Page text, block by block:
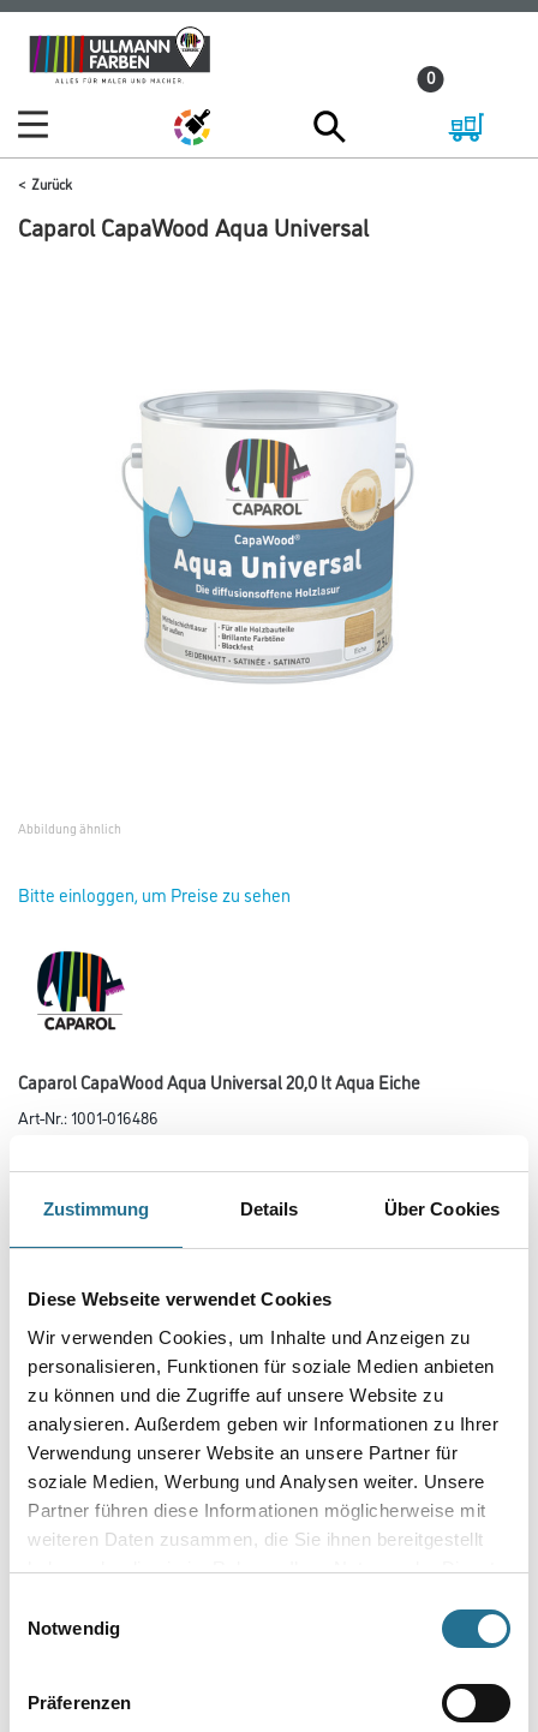
Zustimmung Details Über Cookies
Diese Webseite verwendet Cookies
Wir verwenden Cookies, um Inhalte und Anzeigen zu
personalisieren, Funktionen für soziale Medien anbieten
zu können und die Zugriffe auf unsere Website zu
analysieren. Außerdem geben wir Informationen zu Ihrer
Verwendung unserer Website an unsere Partner für
soziale Medien, Werbung und Analysen weiter. Unsere
Partner führen diese Informationen möglicherweise mit
weiteren Daten zusammen, die Sie ihnen bereitgestellt
haben oder die sie im Rahmen Ihrer Nutzung der Dienste
Notwendig
Präferenzen
Zum
Inhalt
Zum
Navigationsmenü
0
Zurück
Caparol CapaWood Aqua Universal
Abbildung ähnlich
Bitte einloggen, um Preise zu sehen
Caparol CapaWood Aqua Universal 20,0 lt Aqua Eiche
Art-Nr.:1001-016486
Farbtonbezeichnung
Glanzgrad
Gebinde
Umrechnungsfaktoren